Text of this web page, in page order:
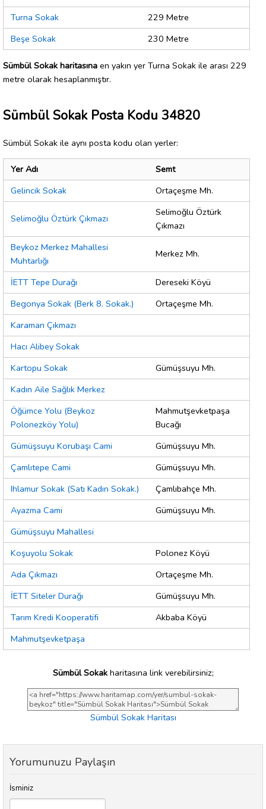
Turna Sokak
229 Metre
Beşe Sokak
230 Metre
Sümbül Sokak haritasına en yakın yer Turna Sokak ile arası 229
metre olarak hesaplanmıştır.
Sümbül Sokak Posta Kodu 34820
Sümbül Sokak ile aynı posta kodu olan yerler:
Yer Adı
Semt
Gelincik Sokak
Ortaçeşme Mh.
Selimoğlu Öztürk Çıkmazı
Selimoğlu Öztürk
Çıkmazı
Beykoz Merkez Mahallesi
Muhtarlığı
Merkez Mh.
İETT Tepe Durağı
Dereseki Köyü
Begonya Sokak (Berk 8. Sokak.)
Ortaçeşme Mh.
Karaman Çıkmazı
Hacı Alibey Sokak
Kartopu Sokak
Gümüşsuyu Mh.
Kadın Aile Sağlık Merkez
Öğümce Yolu (Beykoz
Polonezköy Yolu)
Mahmutşevketpaşa
Bucağı
Gümüşsuyu Korubaşı Cami
Gümüşsuyu Mh.
Çamlıtepe Cami
Gümüşsuyu Mh.
Ihlamur Sokak (Satı Kadın Sokak.)
Çamlıbahçe Mh.
Ayazma Cami
Gümüşsuyu Mh.
Gümüşsuyu Mahallesi
Koşuyolu Sokak
Polonez Köyü
Ada Çıkmazı
Ortaçeşme Mh.
İETT Siteler Durağı
Gümüşsuyu Mh.
Tarım Kredi Kooperatifi
Akbaba Köyü
Mahmutşevketpaşa
Sümbül Sokakharitasına link verebilirsiniz;
Sümbül Sokak Haritası
Yorumunuzu Paylaşın
İsminiz